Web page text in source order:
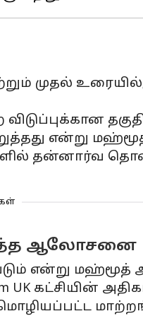
முதல்
என்று மஹ்மூத்
தன்னார்வ
ஆலோசனை
என்று மஹ்மூத்
கட்சியின்